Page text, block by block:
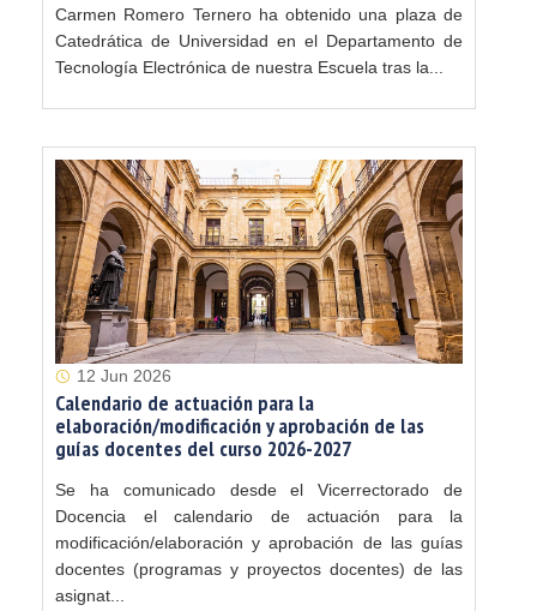
Carmen Romero Ternero ha obtenido una plaza de
Catedrática de Universidad en el Departamento de
Tecnología Electrónica de nuestra Escuela tras la...
12 Jun 2026
Calendario de actuación para la
elaboración/modificación y aprobación de las
guías docentes del curso 2026-2027
Se ha comunicado desde el Vicerrectorado de
Docencia el calendario de actuación para la
modificación/elaboración y aprobación de las guías
docentes (programas y proyectos docentes) de las
asignat...